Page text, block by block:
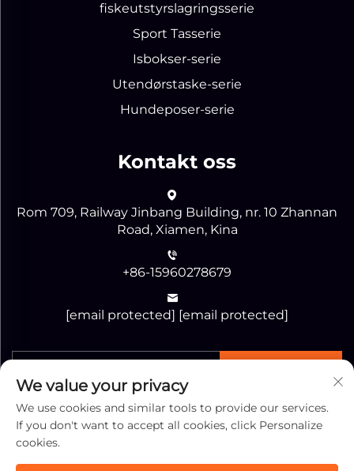
fiskeutstyrslagringsserie
Sport Tasserie
Isbokser-serie
Utendørstaske-serie
Hundeposer-serie
Kontakt oss
Rom 709, Railway Jinbang Building, nr. 10 Zhannan
Road, Xiamen, Kina
+86-15960278679
[email protected] [email protected]
We value your privacy
We use cookies and similar tools to provide our services.
If you don't want to accept all cookies, click Personalize
cookies.